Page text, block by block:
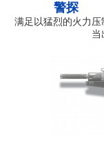
警探
满足以猛烈的火力
当